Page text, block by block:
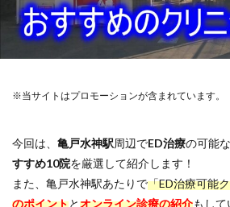
※当サイトはプロモーションが含まれています。
今回は、 亀戸水神駅周辺でED治療の可能
すすめ10院を厳選して紹介します！
また、亀戸水神駅あたりで「ED治療可能
のポイントとオンライン診療の紹介もして